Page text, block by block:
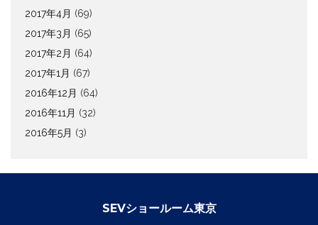
2017年4月 (69)
2017年3月 (65)
2017年2月 (64)
2017年1月 (67)
2016年12月 (64)
2016年11月 (32)
2016年5月 (3)
SEVショールーム東京